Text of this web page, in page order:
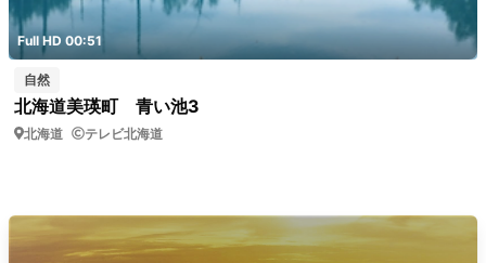
Full HD 00:51
自然
北海道美瑛町 青い池3
北海道 テレビ北海道